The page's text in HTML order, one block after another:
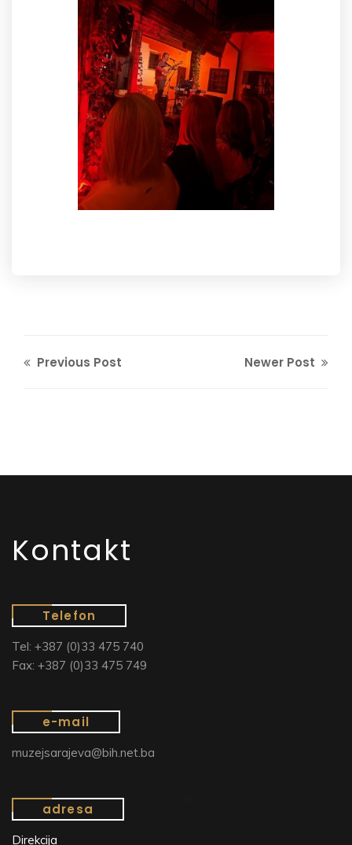
Previous Post Newer Post
Kontakt
Telefon
Tel: +387 (0)33 475 740
Fax: +387 (0)33 475 749
e-mail
muzejsarajeva@bih.net.ba
adresa
Direkcija